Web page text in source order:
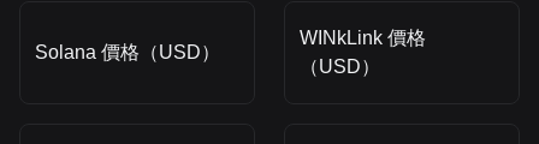
Solana 價格（USD）
WINkLink 價格
（USD）